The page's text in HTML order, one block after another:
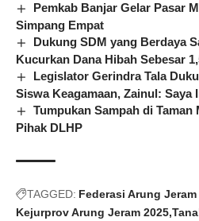
Pemkab Banjar Gelar Pasar
Simpang Empat
Dukung SDM yang Berdaya
Kucurkan Dana Hibah Sebesar
Legislator Gerindra Tala
Siswa Keagamaan, Zainul: Saya
Tumpukan Sampah di Taman
Pihak DLHP
TAGGED: Federasi Arung
Kejurprov Arung Jeram 2025